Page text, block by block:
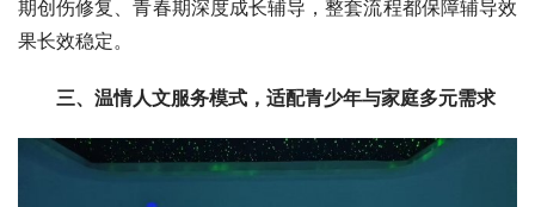
期创伤修复、青春期深度成长辅导，整套流程都保障辅导效
果长效稳定。
三、温情人文服务模式，适配青少年与家庭多元需求